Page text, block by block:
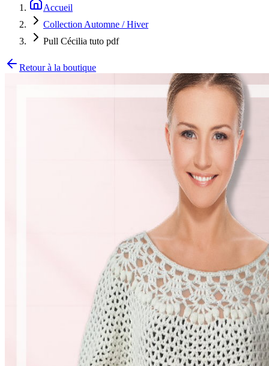
Accueil
Collection Automne / Hiver
Pull Cécilia tuto pdf
Retour à la boutique